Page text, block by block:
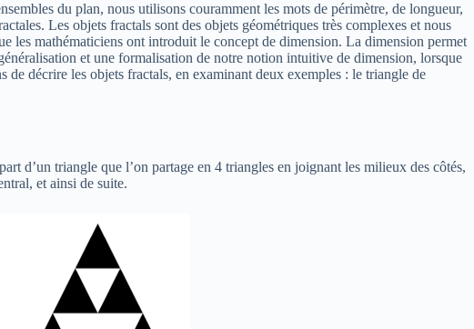
du plan, nous utilisons couramment les mots de périmètre, de longueur,
Les objets fractals sont des objets géométriques très complexes et nous
les mathématiciens ont introduit le concept de dimension. La dimension permet
et une formalisation de notre notion intuitive de dimension, lorsque
décrire les objets fractals, en examinant deux exemples : le triangle de
d’un triangle que l’on partage en 4 triangles en joignant les milieux des côtés,
et ainsi de suite.